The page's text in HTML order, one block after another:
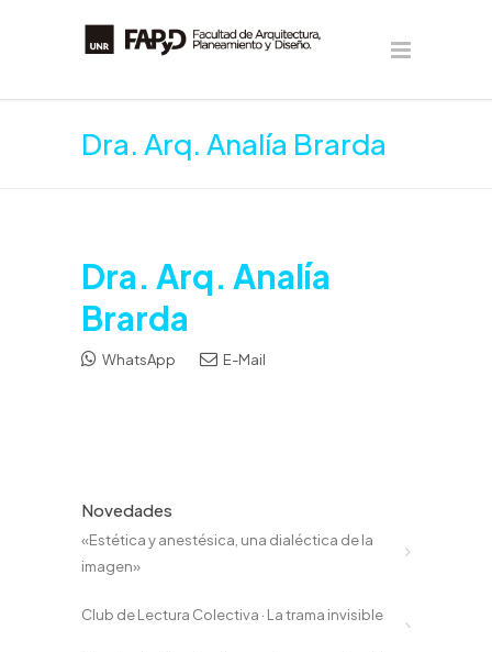
Dra. Arq. Analía Brarda
Dra. Arq. Analía
Brarda
WhatsApp E-Mail
Novedades
«Estética y anestésica, una dialéctica de la
imagen»
Club de Lectura Colectiva · La trama invisible